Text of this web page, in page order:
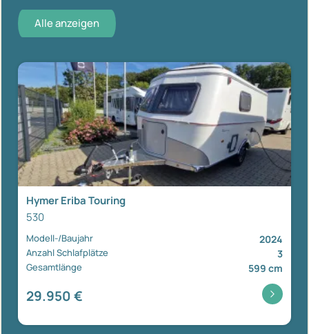
Alle anzeigen
Hymer Eriba Touring
530
Modell-/Baujahr 2024
Anzahl Schlafplätze 3
Gesamtlänge 599 cm
29.950 €